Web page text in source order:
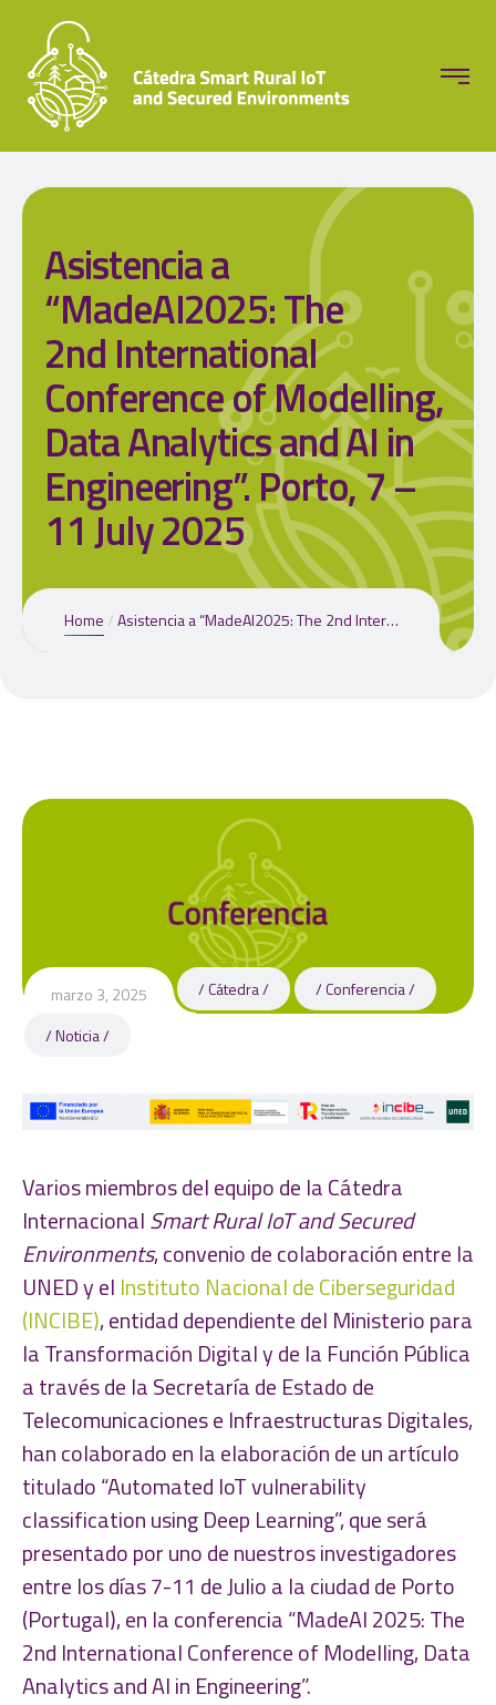
Asistencia a
“MadeAI2025: The
2nd International
Conference of Modelling,
Data Analytics and AI in
Engineering”. Porto, 7 –
11 July 2025
Home Asistencia a “MadeAI2025: The 2nd International Conference of Modelling, Data Analytics and AI in Engineering”. Porto, 7 – 11 July 2025
marzo 3, 2025 Cátedra
Conferencia
Noticia
Varios miembros del equipo de la Cátedra
InternacionalSmart Rural IoT and Secured
Environments, convenio de colaboración entre la
UNED y el Instituto Nacional de Ciberseguridad
(INCIBE), entidad dependiente del Ministerio para
la Transformación Digital y de la Función Pública
a través de la Secretaría de Estado de
Telecomunicaciones e Infraestructuras Digitales,
han colaborado en la elaboración de un artículo
titulado “Automated IoT vulnerability
classification using Deep Learning”, que será
presentado por uno de nuestros investigadores
entre los días 7-11 de Julio a la ciudad de Porto
(Portugal), en la conferencia “MadeAI 2025: The
2nd International Conference of Modelling, Data
Analytics and AI in Engineering”.